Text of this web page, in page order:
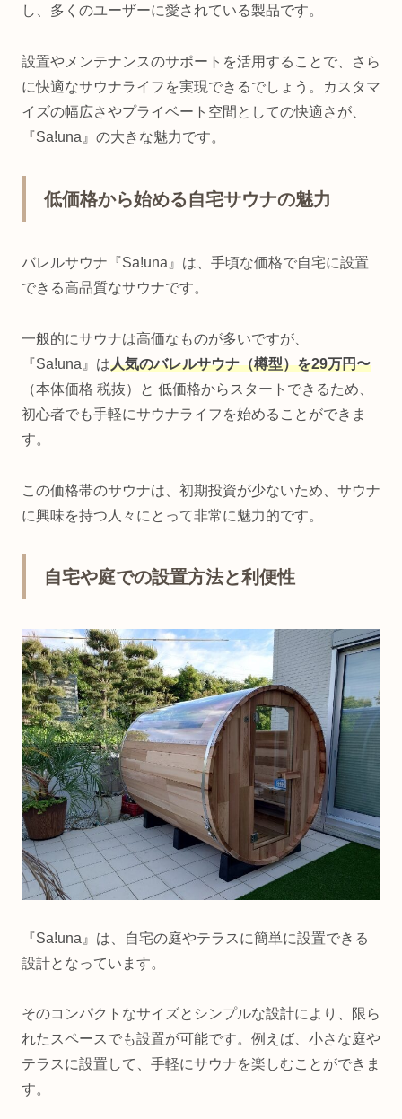
し、多くのユーザーに愛されている製品です。
設置やメンテナンスのサポートを活用することで、さら
に快適なサウナライフを実現できるでしょう。カスタマ
イズの幅広さやプライベート空間としての快適さが、
『Sa!una』の大きな魅力です。
低価格から始める自宅サウナの魅力
バレルサウナ『Sa!una』は、手頃な価格で自宅に設置
できる高品質なサウナです。
一般的にサウナは高価なものが多いですが、
『Sa!una』は人気のバレルサウナ（樽型）を29万円〜
（本体価格 税抜）と 低価格からスタートできるため、
初心者でも手軽にサウナライフを始めることができま
す。
この価格帯のサウナは、初期投資が少ないため、サウナ
に興味を持つ人々にとって非常に魅力的です。
自宅や庭での設置方法と利便性
『Sa!una』は、自宅の庭やテラスに簡単に設置できる
設計となっています。
そのコンパクトなサイズとシンプルな設計により、限ら
れたスペースでも設置が可能です。例えば、小さな庭や
テラスに設置して、手軽にサウナを楽しむことができま
す。